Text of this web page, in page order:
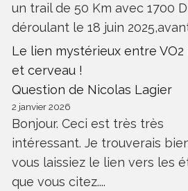
REPRISE ENTRAINEMENT
CHIRURGIE INGUINALE
un trail de 50 Km avec 1700
déroulant le 18 juin
Le lien mystérieux entre VO2
et cerveau !
Question de Nicolas Lagier
2 janvier 2026
Bonjour. Ceci est très très
intéressant. Je trouverais
vous laissiez le lien vers les
que vous citez....